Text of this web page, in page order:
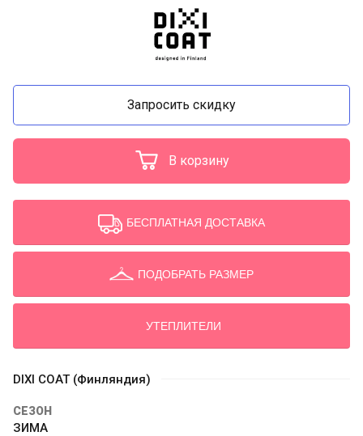
В корзину
Запросить скидку
БЕСПЛАТНАЯ ДОСТАВКА
ПОДОБРАТЬ РАЗМЕР
УТЕПЛИТЕЛИ
DIXI COAT (Финляндия)
СЕЗОН
ЗИМА